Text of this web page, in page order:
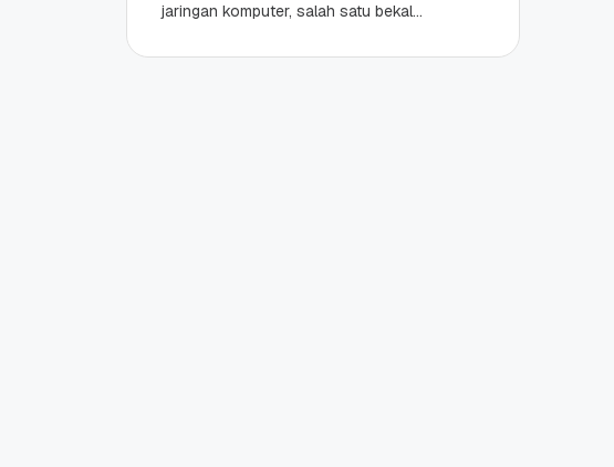
jaringan komputer, salah satu bekal
pemahaman tentang gateway dalam